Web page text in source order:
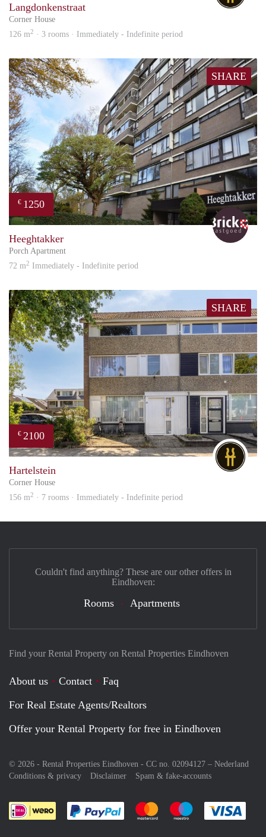
Langdonkenstraat
Corner House
126 m2 · 3 rooms · Immediately - Indefinite period
SHARE
€ 1250
Brick
Heeghtakker
Porch Apartment
72 m2 Immediately - Indefinite period
SHARE
€ 2100
DG
Hartelstein
Corner House
156 m2 · 7 rooms · Immediately - Indefinite period
Find your Rental Property on Rental Properties Eindhoven
About us Contact
Faq
For Real Estate Agents/Realtors
Offer your Rental Property for free in Eindhoven
© 2026 - Rental Properties Eindhoven - CC no. 02094127 – Nederland
Conditions & privacy
Disclaimer Spam & fake-accounts
Pay easily with :payment method
Pay easily with :payment
Pay easily with
Couldn't find anything? These are our other offers in
Eindhoven:
Rooms Apartments